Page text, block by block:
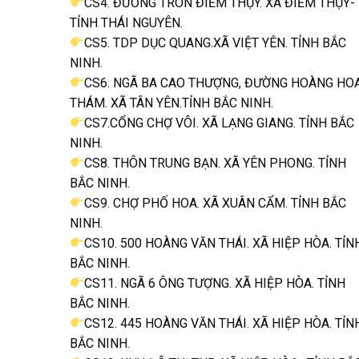
TỈNH THÁI NGUYÊN.
CS5. TDP DỤC QUANG.XÃ VIỆT YÊN. TỈNH BẮC
NINH.
CS6. NGÃ BA CAO THƯỢNG, ĐƯỜNG HOÀNG
THÁM. XÃ TÂN YÊN.TỈNH BẮC NINH.
CS7.CỔNG CHỢ VÔI. XÃ LẠNG GIANG. TỈNH BẮC
NINH.
CS8. THÔN TRUNG BẠN. XÃ YÊN PHONG. TỈNH
BẮC NINH.
CS9. CHỢ PHỐ HOA. XÃ XUÂN CẨM. TỈNH BẮC
NINH.
CS10. 500 HOÀNG VĂN THÁI. XÃ HIỆP HÒA.
BẮC NINH.
CS11. NGÃ 6 ÔNG TƯỢNG. XÃ HIỆP HÒA. TỈNH
BẮC NINH.
CS12. 445 HOÀNG VĂN THÁI. XÃ HIỆP HÒA.
BẮC NINH.